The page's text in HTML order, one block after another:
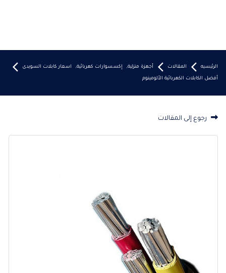
الرئيسيه المقالات أجهزة منزلية, إكسسوارات كهربائية, اسعار كابلات السويدى
أفضل الكابلات الكهربائية الألومينوم
رجوع إلى المقالات